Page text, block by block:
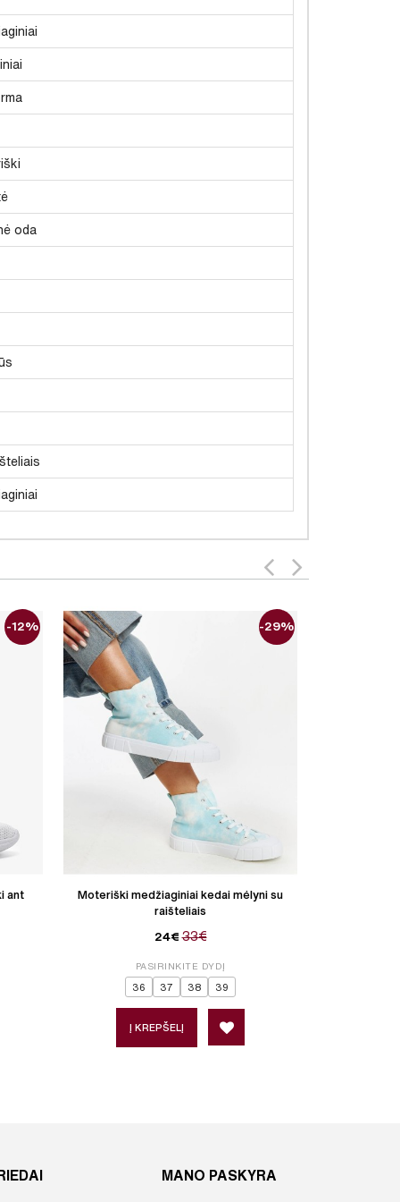
oda
ant
-12%
Moteriški medžiaginiai kedai mėlyni su
raišteliais
24€ 33€
-29%
PASIRINKITE DYDĮ
36 37 38 39
Į KREPŠELĮ
MANO PASKYRA